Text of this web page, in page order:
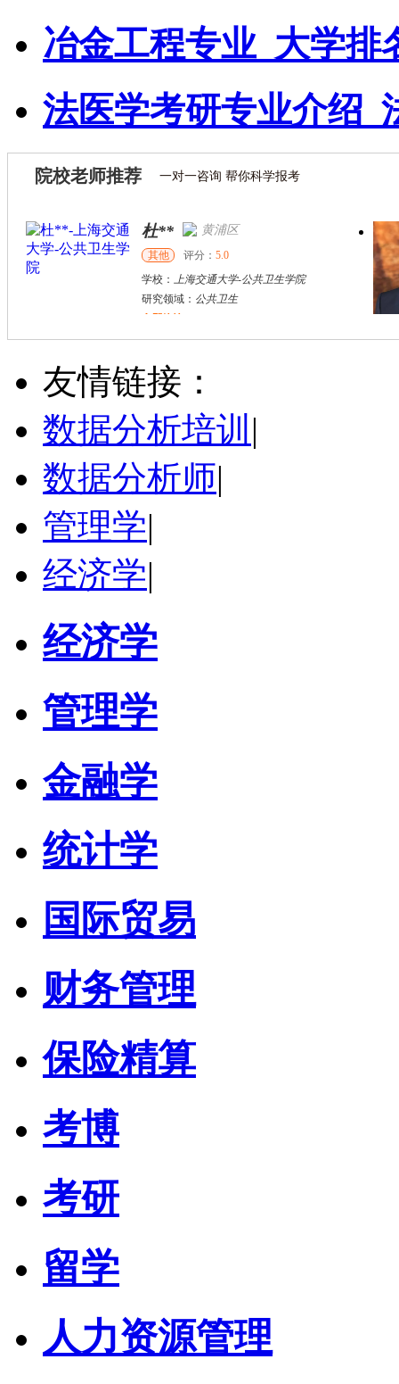
冶金工程专业_大学排
法医学考研专业介绍_
院校老师推荐 一对一咨询 帮你科学报考
杜** 黄浦区
其他 评分： 5.0
学校： 上海交通大学-公共卫生学院
研究领域： 公共卫生
立即咨询
万志宏 天津市
硕导
学校：南开大学
立即咨询
友情链接：
数据分析培训 |
数据分析师|
管理学|
经济学|
经济学
管理学
金融学
统计学
国际贸易
财务管理
保险精算
考博
考研
留学
人力资源管理